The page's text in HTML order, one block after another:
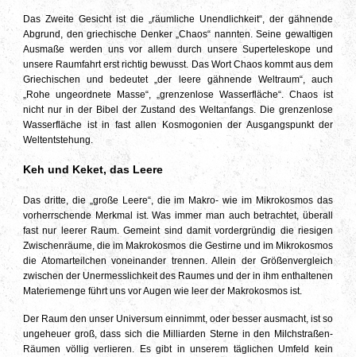
Das Zweite Gesicht ist die „räumliche Unendlichkeit“, der gähnende
Abgrund, den griechische Denker „Chaos“ nannten. Seine gewaltigen
Ausmaße werden uns vor allem durch unsere Superteleskope und
unsere Raumfahrt erst richtig bewusst. Das Wort Chaos kommt aus dem
Griechischen und bedeutet „der leere gähnende Weltraum“, auch
„Rohe ungeordnete Masse“, „grenzenlose Wasserfläche“. Chaos ist
nicht nur in der Bibel der Zustand des Weltanfangs. Die grenzenlose
Wasserfläche ist in fast allen Kosmogonien der Ausgangspunkt der
Weltentstehung.
Keh und Keket, das Leere
Das dritte, die „große Leere“, die im Makro- wie im Mikrokosmos das
vorherrschende Merkmal ist. Was immer man auch betrachtet, überall
fast nur leerer Raum. Gemeint sind damit vordergründig die riesigen
Zwischenräume, die im Makrokosmos die Gestirne und im Mikrokosmos
die Atomarteilchen voneinander trennen. Allein der Größenvergleich
zwischen der Unermesslichkeit des Raumes und der in ihm enthaltenen
Materiemenge führt uns vor Augen wie leer der Makrokosmos ist.
Der Raum den unser Universum einnimmt, oder besser ausmacht, ist so
ungeheuer groß, dass sich die Milliarden Sterne in den Milchstraßen-
Räumen völlig verlieren. Es gibt in unserem täglichen Umfeld kein